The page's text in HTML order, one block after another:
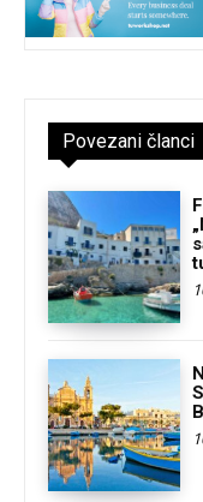
Povezani članci